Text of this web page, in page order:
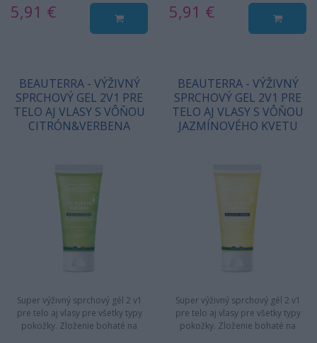
5,91 € 5,91 €
BEAUTERRA - VÝŽIVNÝ
SPRCHOVÝ GEL 2V1 PRE
TELO AJ VLASY S VÔŇOU
CITRÓN&VERBENA
Super výživný sprchový gél 2 v1
pre telo aj vlasy pre všetky typy
pokožky. Zloženie bohaté na
BEAUTERRA - VÝŽIVNÝ
SPRCHOVÝ GEL 2V1 PRE
TELO AJ VLASY S VÔŇOU
JAZMÍNOVÉHO KVETU
Super výživný sprchový gél 2 v1
pre telo aj vlasy pre všetky typy
pokožky. Zloženie bohaté na